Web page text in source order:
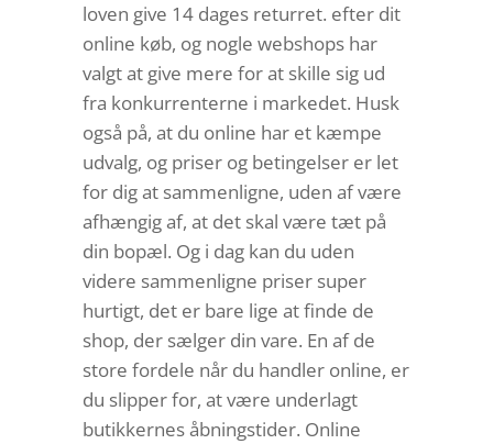
loven give 14 dages returret. efter dit
online køb, og nogle webshops har
valgt at give mere for at skille sig ud
fra konkurrenterne i markedet. Husk
også på, at du online har et kæmpe
udvalg, og priser og betingelser er let
for dig at sammenligne, uden af være
afhængig af, at det skal være tæt på
din bopæl. Og i dag kan du uden
videre sammenligne priser super
hurtigt, det er bare lige at finde de
shop, der sælger din vare. En af de
store fordele når du handler online, er
du slipper for, at være underlagt
butikkernes åbningstider. Online